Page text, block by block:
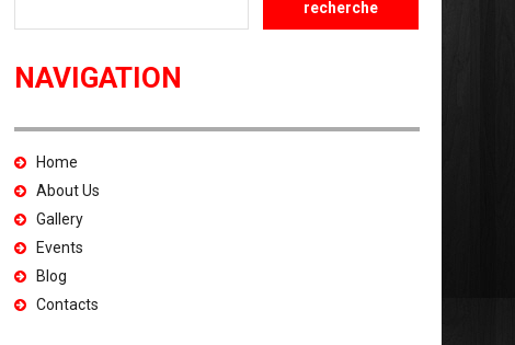
NAVIGATION
Home
About Us
Gallery
Events
Blog
Contacts